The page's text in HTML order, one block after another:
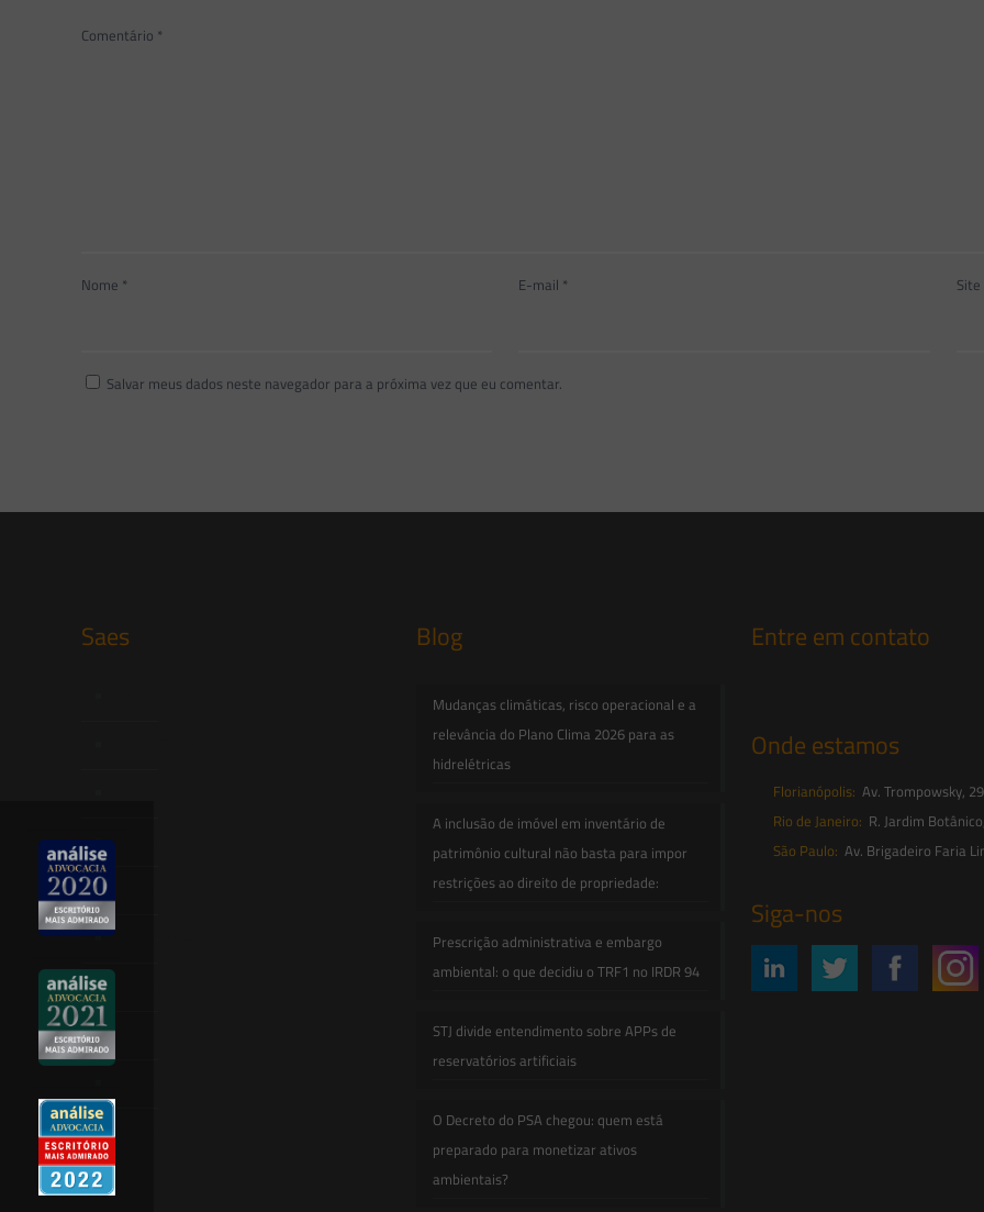
Comentário *
Nome * E-mail * Site
Salvar meus dados neste navegador para a próxima vez que eu comentar.
Saes Blog
Mudanças climáticas, risco operacional e a
relevância do Plano Clima 2026 para as
hidrelétricas
A inclusão de imóvel em inventário de
patrimônio cultural não basta para impor
restrições ao direito de propriedade:
Prescrição administrativa e embargo
ambiental: o que decidiu o TRF1 no IRDR 94
STJ divide entendimento sobre APPs de
reservatórios artificiais
O Decreto do PSA chegou: quem está
preparado para monetizar ativos
ambientais?
Entre em contato
Onde estamos
Florianópolis: Av. Trompowsky,
Rio de Janeiro: R. Jardim
São Paulo: Av. Brigadeiro Faria
Siga-nos